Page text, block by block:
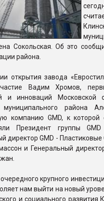
Сокольская. Об это
района.
открытия завода
Вадим Хромов,
и инноваций Московской
муниципального района
компанию GMD, к которой
Президент группы
директор GMD -
и Генеральный
крупного
нам выйти на новый
и социального развития